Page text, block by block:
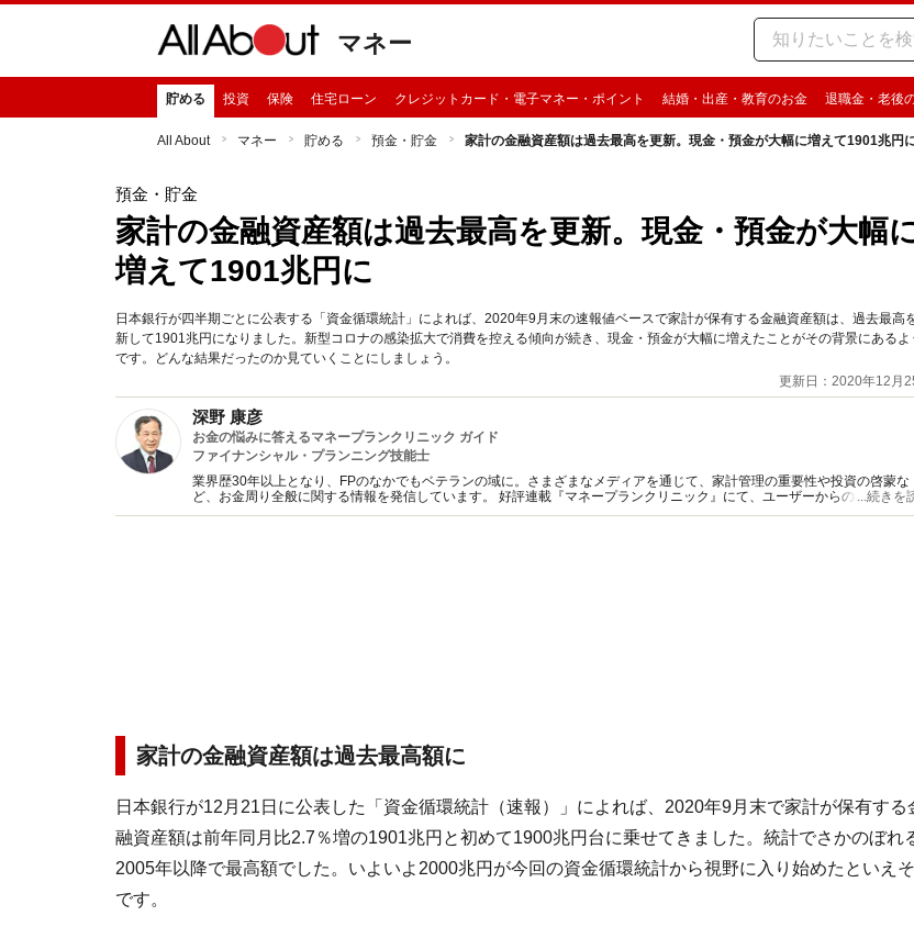
マネー
貯める 投資 保険 住宅ローン クレジットカード・電子マネー・ポイント 結婚・出産・教育のお金 退職金・老後
All About マネー 貯める 預金・貯金 家計の金融資産額は過去最高を更新。現金・預金が大幅に増えて1901兆円
預金・貯金
家計の金融資産額は過去最高を更新。現金・預金が大幅
増えて1901兆円に
日本銀行が四半期ごとに公表する「資金循環統計」によれば、2020年9月末の速報値ベースで家計が保有する金融資産額は、過去最高
新して1901兆円になりました。新型コロナの感染拡大で消費を控える傾向が続き、現金・預金が大幅に増えたことがその背景にあるよ
です。どんな結果だったのか見ていくことにしましょう。
更新日：2020年12月
深野 康彦
お金の悩みに答えるマネープランクリニック ガイド
ファイナンシャル・プランニング技能士
業界歴30年以上となり、FPのなかでもベテランの域に。さまざまなメディアを通じて、家計管理の重要性や投資の啓蒙な
ど、お金周り全般に関する情報を発信しています。 好評連載『マネープランクリニック』にて、ユーザーからの相談に長続
きできる無理のない家計管理法をアドバイスしています。
...続きを
家計の金融資産額は過去最高額に
日本銀行が12月21日に公表した「資金循環統計（速報）」によれば、2020年9月末で家計が保有する
融資産額は前年同月比2.7％増の1901兆円と初めて1900兆円台に乗せてきました。統計でさかのぼれ
2005年以降で最高額でした。いよいよ2000兆円が今回の資金循環統計から視野に入り始めたといえそ
です。